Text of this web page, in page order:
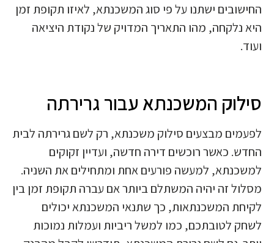
החישובים ישתנו על פי סוג המשכנתא, לאיזו תקופת זמן
היא נלקחה, מהו התאריך המדויק של נקודת היציאה
ועוד.
סילוק המשכנתא עבור גרירתה
לפעמים מבצעים סילוק משכנתא, רק לשם גרירתה לבית
החדש. כאשר רוכשים דירה חדשה, ועדיין זקוקים
למשכנתא, למעשה פורעים אחת ומתחילים את השניה.
מסלול זה יהיה המשתלם ביותר אם עברה תקופת זמן בין
לקיחת המשכנתאות, כך שתנאי המשכנתא יכולים
לשחק לטובתכם, כמו למשל ריביות ועמלות נמוכות